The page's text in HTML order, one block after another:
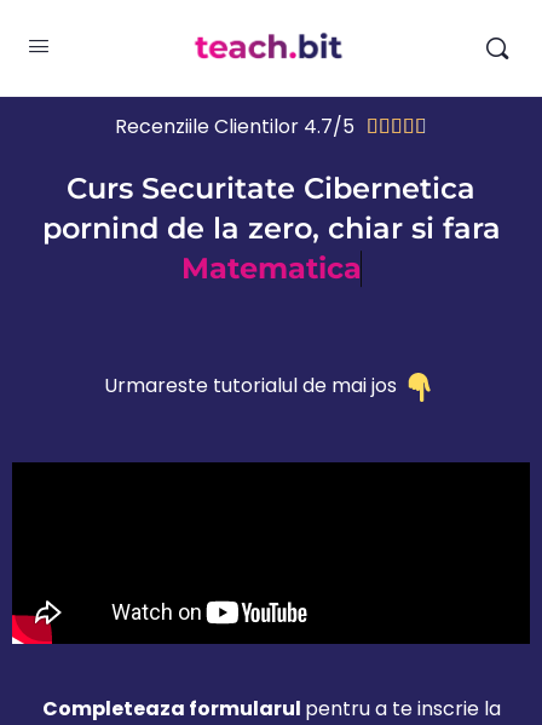
Recenziile Clientilor 4.7/5     
Curs Securitate Cibernetica
pornind de la zero, chiar si fara
Matematica
Urmareste tutorialul de mai jos
Completeaza formularul pentru a te inscrie la